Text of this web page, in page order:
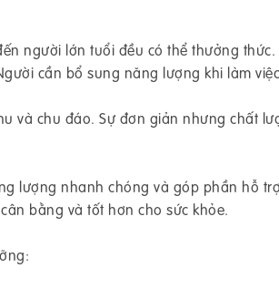
người lớn tuổi đều có thể thưởng
cần bổ sung năng lượng khi làm
và chu đáo. Sự đơn giản nhưng chất
lượng nhanh chóng và góp phần hỗ
bằng và tốt hơn cho sức khỏe.